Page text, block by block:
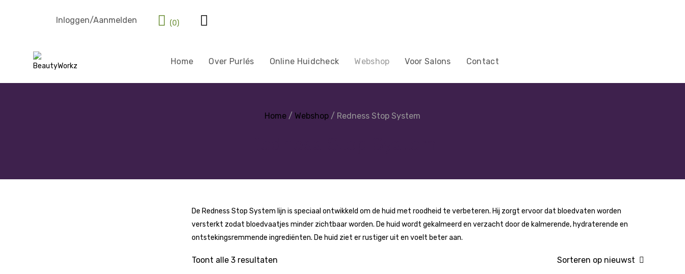
Home Over Purlés Online Huidcheck Webshop Voor Salons Contact
Inloggen/Aanmelden (0)
Home / Webshop / Redness Stop System
De Redness Stop System lijn is speciaal ontwikkeld om de huid met roodheid te verbeteren. Hij zorgt ervoor dat bloedvaten worden
versterkt zodat bloedvaatjes minder zichtbaar worden. De huid wordt gekalmeerd en verzacht door de kalmerende, hydraterende en
ontstekingsremmende ingrediënten. De huid ziet er rustiger uit en voelt beter aan.
Toont alle 3 resultaten